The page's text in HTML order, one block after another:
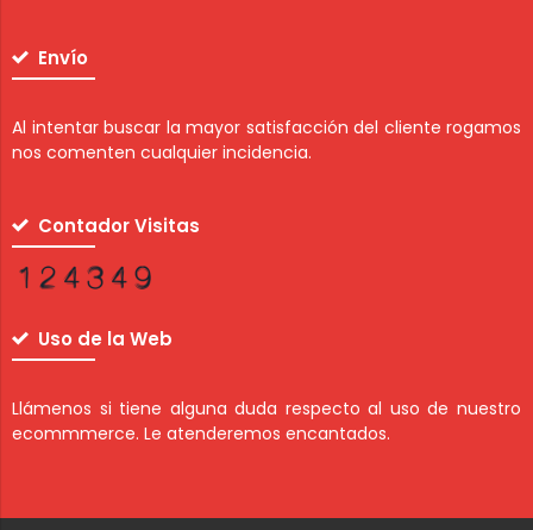
Envío
Al intentar buscar la mayor satisfacción del cliente rogamos
nos comenten cualquier incidencia.
Contador Visitas
Uso de la Web
Llámenos si tiene alguna duda respecto al uso de nuestro
ecommmerce. Le atenderemos encantados.